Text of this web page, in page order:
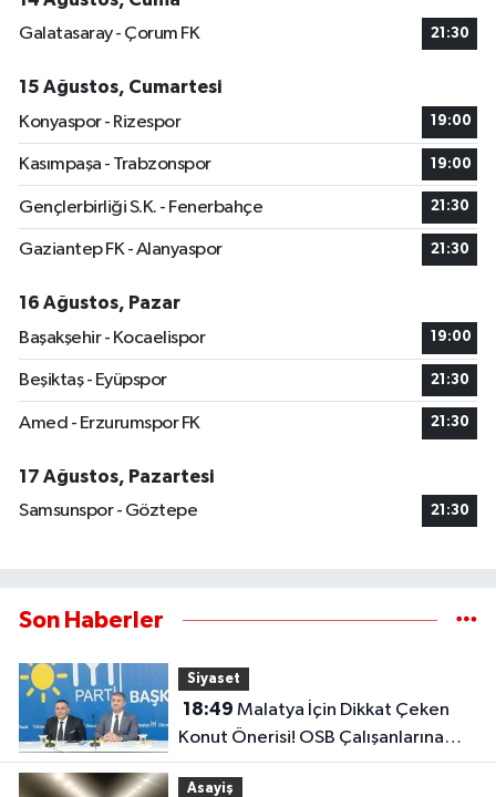
Galatasaray - Çorum FK
21:30
15 Ağustos, Cumartesi
Konyaspor - Rizespor
19:00
Kasımpaşa - Trabzonspor 19:00
Gençlerbirliği S.K. - Fenerbahçe 21:30
Gaziantep FK - Alanyaspor 21:30
16 Ağustos, Pazar
Başakşehir - Kocaelispor
19:00
Beşiktaş - Eyüpspor 21:30
Amed - Erzurumspor FK 21:30
17 Ağustos, Pazartesi
Samsunspor - Göztepe
21:30
Son Haberler
Siyaset
18:49
Konut Önerisi! OSB Çalışanlarına
Faizsiz Ev Çağrısı..
Asayiş